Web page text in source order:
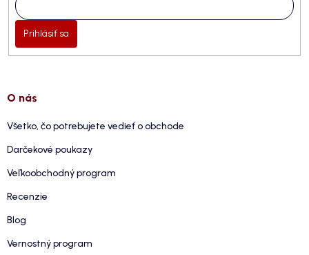
Prihlásiť sa
O nás
Všetko, čo potrebujete vedieť o obchode
Darčekové poukazy
Veľkoobchodný program
Recenzie
Blog
Vernostný program